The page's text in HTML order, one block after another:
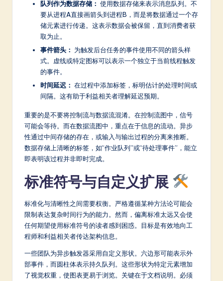
队列作为数据存储： 使用数据存储来表示消息队列。不
要从进程A直接画箭头到进程B，而是将数据通过一个存
储元素进行传递。这表示数据会被保留，直到消费者获
取为止。
事件箭头： 为触发后台任务的事件使用不同的箭头样
式。虚线或特定图标可以表示一个独立于当前线程触发
的事件。
时间延迟： 在过程中添加标签，标明估计的处理时间或
间隔。这有助于利益相关者理解延迟预期。
重要的是不要将控制流与数据流混淆。在控制流图中，信号
可能会等待。而在数据流图中，重点在于信息的流动。异步
性通过中间存储的存在，或输入与输出过程的分离来推断。
数据存储上清晰的标签，如“作业队列”或“待处理事件”，能立
即表明该过程并非即时完成。
标准符号与自定义扩展
标准化与清晰性之间需要权衡。严格遵循某种方法论可能会
限制表达复杂时间行为的能力。然而，偏离标准太远又会使
任何期望使用标准符号的读者感到困惑。目标是有效地向工
程师和利益相关者传达架构信息。
一些团队为异步触发器采用自定义形状。六边形可能表示外
部事件，而圆柱体表示持久队列。这些形状为特定元素增加
了视觉权重，使图表更易于浏览。关键在于文档说明。必须